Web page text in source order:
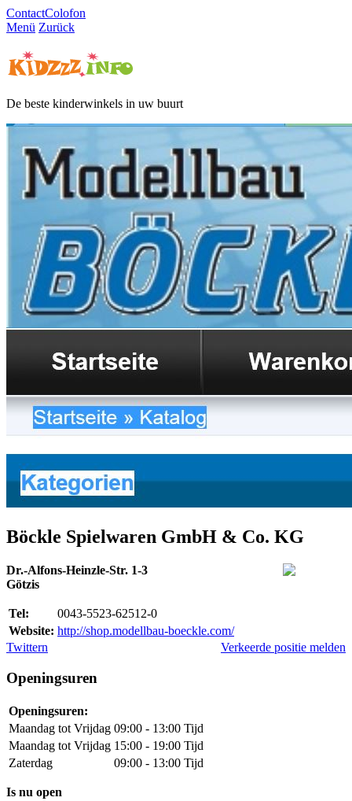
ContactColofon
Menü Zurück
De beste kinderwinkels in uw buurt
Böckle Spielwaren GmbH & Co. KG
Dr.-Alfons-Heinzle-Str. 1-3
Götzis
Tel:
0043-5523-62512-0
Website: http://shop.modellbau-boeckle.com/
Verkeerde positie melden
Twittern
Openingsuren
Openingsuren:
Maandag tot Vrijdag 09:00 - 13:00 Tijd
Maandag tot Vrijdag 15:00 - 19:00 Tijd
Zaterdag
09:00 - 13:00 Tijd
Is nu open